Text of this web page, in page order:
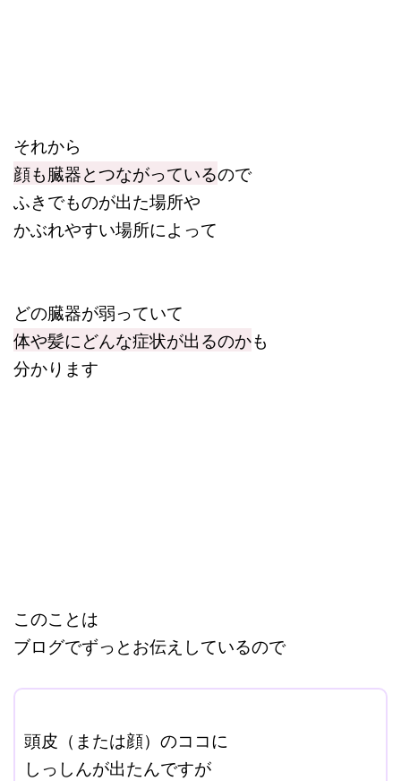
それから
顔も臓器とつながっているので
ふきでものが出た場所や
かぶれやすい場所によって
どの臓器が弱っていて
体や髪にどんな症状が出るのかも
分かります
このことは
ブログでずっとお伝えしているので
頭皮（または顔）のココに
しっしんが出たんですが